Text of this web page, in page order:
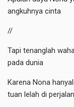
angkuhnya cinta
//
Tapi tenanglah
pada dunia
Karena Nona
tuan lelah di